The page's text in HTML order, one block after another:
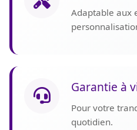
Adaptable aux
Garantie à
Pour votre
quotidien.